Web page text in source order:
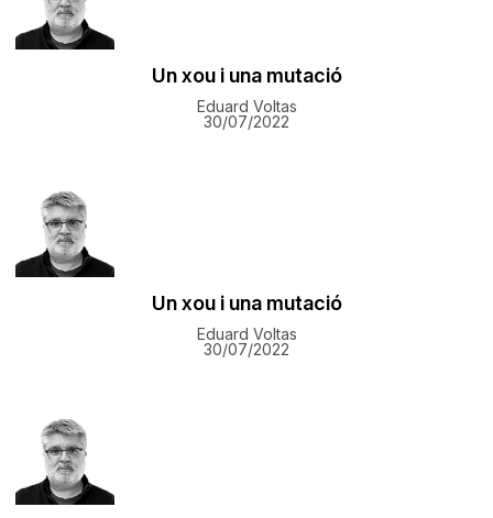
Un xou i una mutació
Eduard Voltas
30/07/2022
Un xou i una mutació
Eduard Voltas
30/07/2022